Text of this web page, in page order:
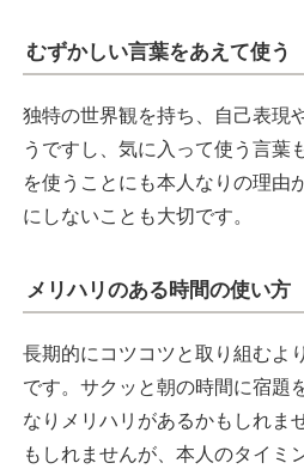
むずかしい言葉をあえて使う
独特の世界観を持ち、自己表現
うですし、気に入って使う言葉
を使うことにも本人なりの理由
にしないことも大切です。
メリハリのある時間の使い方
長期的にコツコツと取り組むよ
です。サクッと朝の時間に宿題
なりメリハリがあるかもしれま
もしれませんが、本人のタイミ